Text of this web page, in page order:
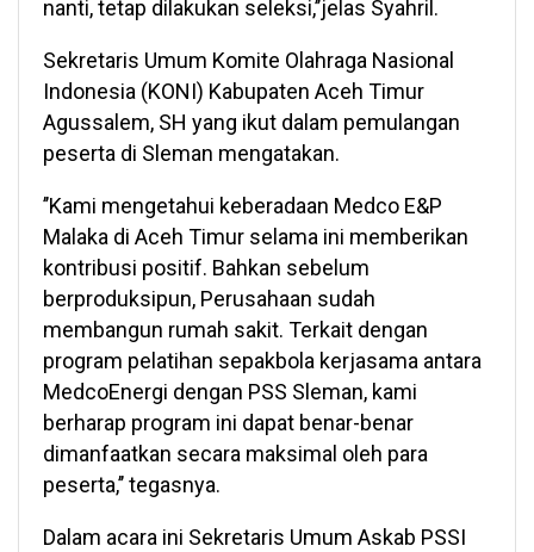
nanti, tetap dilakukan seleksi,’’jelas Syahril.
Sekretaris Umum Komite Olahraga Nasional
Indonesia (KONI) Kabupaten Aceh Timur
Agussalem, SH yang ikut dalam pemulangan
peserta di Sleman mengatakan.
’’Kami mengetahui keberadaan Medco E&P
Malaka di Aceh Timur selama ini memberikan
kontribusi positif. Bahkan sebelum
berproduksipun, Perusahaan sudah
membangun rumah sakit. Terkait dengan
program pelatihan sepakbola kerjasama antara
MedcoEnergi dengan PSS Sleman, kami
berharap program ini dapat benar-benar
dimanfaatkan secara maksimal oleh para
peserta,’’ tegasnya.
Dalam acara ini Sekretaris Umum Askab PSSI